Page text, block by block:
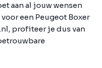
aan al jouw wensen
een Peugeot Boxer
profiteer je dus van